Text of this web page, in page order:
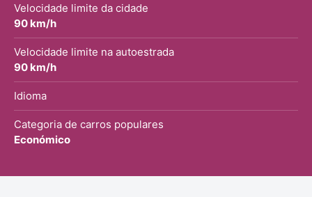
Velocidade limite da cidade
90 km/h
Velocidade limite na autoestrada
90 km/h
Idioma
Categoria de carros populares
Económico